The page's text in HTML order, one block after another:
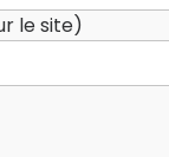
le site)